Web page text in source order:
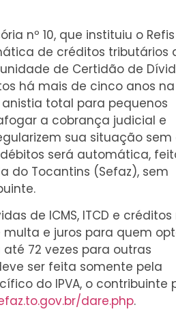
nº 10, que instituiu o Refis
de créditos tributários
de Certidão de
há mais de cinco anos na
total para pequenos
a cobrança judicial e
sua situação sem
será automática,
do Tocantins (Sefaz), sem
de ICMS, ITCD e
e juros para quem
72 vezes para outras
ser feita somente pela
do IPVA, o contribuinte
dare.php.